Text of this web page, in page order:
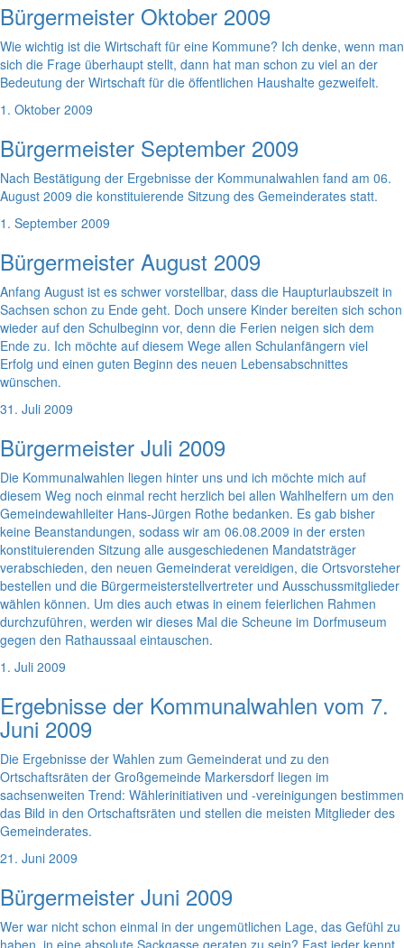
Bürgermeister Oktober 2009
Wie wichtig ist die Wirtschaft für eine Kommune? Ich denke, wenn man
sich die Frage überhaupt stellt, dann hat man schon zu viel an der
Bedeutung der Wirtschaft für die öffentlichen Haushalte gezweifelt.
1. Oktober 2009
Bürgermeister September 2009
Nach Bestätigung der Ergebnisse der Kommunalwahlen fand am 06.
August 2009 die konstituierende Sitzung des Gemeinderates statt.
1. September 2009
Bürgermeister August 2009
Anfang August ist es schwer vorstellbar, dass die Haupturlaubszeit in
Sachsen schon zu Ende geht. Doch unsere Kinder bereiten sich schon
wieder auf den Schulbeginn vor, denn die Ferien neigen sich dem
Ende zu. Ich möchte auf diesem Wege allen Schulanfängern viel
Erfolg und einen guten Beginn des neuen Lebensabschnittes
wünschen.
31. Juli 2009
Bürgermeister Juli 2009
Die Kommunalwahlen liegen hinter uns und ich möchte mich auf
diesem Weg noch einmal recht herzlich bei allen Wahlhelfern um den
Gemeindewahlleiter Hans-Jürgen Rothe bedanken. Es gab bisher
keine Beanstandungen, sodass wir am 06.08.2009 in der ersten
konstituierenden Sitzung alle ausgeschiedenen Mandatsträger
verabschieden, den neuen Gemeinderat vereidigen, die Ortsvorsteher
bestellen und die Bürgermeisterstellvertreter und Ausschussmitglieder
wählen können. Um dies auch etwas in einem feierlichen Rahmen
durchzuführen, werden wir dieses Mal die Scheune im Dorfmuseum
gegen den Rathaussaal eintauschen.
1. Juli 2009
Ergebnisse der Kommunalwahlen vom 7.
Juni 2009
Die Ergebnisse der Wahlen zum Gemeinderat und zu den
Ortschaftsräten der Großgemeinde Markersdorf liegen im
sachsenweiten Trend: Wählerinitiativen und -vereinigungen bestimmen
das Bild in den Ortschaftsräten und stellen die meisten Mitglieder des
Gemeinderates.
21. Juni 2009
Bürgermeister Juni 2009
Wer war nicht schon einmal in der ungemütlichen Lage, das Gefühl zu
haben, in eine absolute Sackgasse geraten zu sein? Fast jeder kennt